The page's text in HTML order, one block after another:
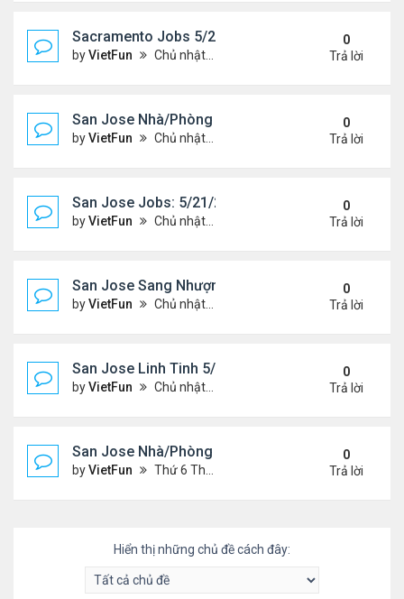
Sacramento Jobs 5/21/21- 5/28/21
byVietFun Chủ nhật Tháng 5 23, 2021 2:19 pm
0
Trả lời
San Jose Nhà/Phòng 5/21/21-5/28/21
byVietFun Chủ nhật Tháng 5 23, 2021 2:14 pm
0
Trả lời
San Jose Jobs: 5/21/21- 5/25/2021
byVietFun Chủ nhật Tháng 5 23, 2021 2:12 pm
0
Trả lời
San Jose Sang Nhượng 5/21/21-5/28/21
byVietFun Chủ nhật Tháng 5 23, 2021 2:10 pm
0
Trả lời
San Jose Linh Tinh 5/21/21 - 5/28/21
byVietFun Chủ nhật Tháng 5 23, 2021 2:09 pm
0
Trả lời
San Jose Nhà/Phòng 5/14/21-5/21/21
byVietFun Thứ 6 Tháng 5 14, 2021 12:17 pm
0
Trả lời
Hiển thị những chủ đề cách đây: